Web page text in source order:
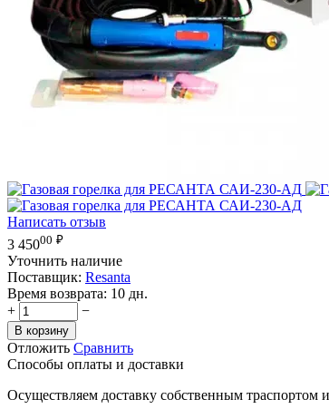
Написать отзыв
3 45000 ₽
Уточнить наличие
Поставщик: Resanta
Время возврата: 10 дн.
+
−
В корзину
Отложить Сравнить
Способы оплаты и доставки
Осуществляем доставку собственным